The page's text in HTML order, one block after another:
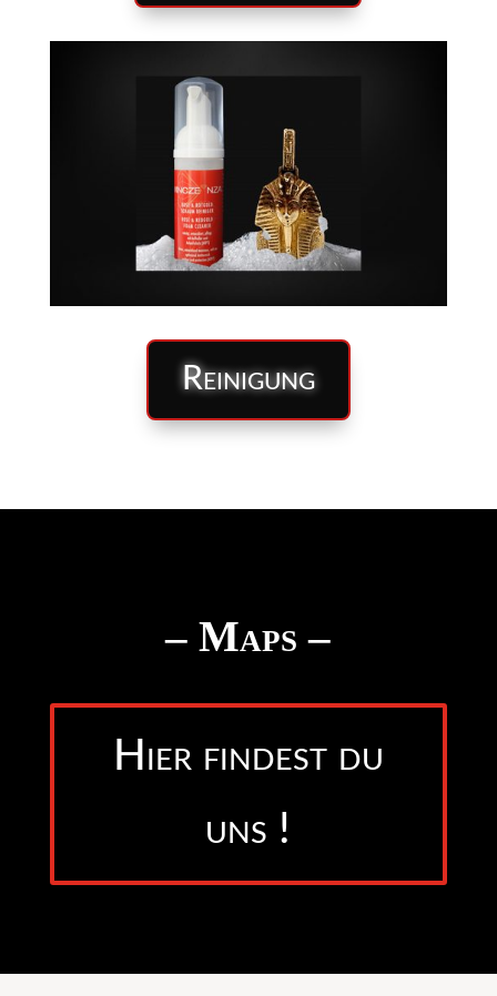
Reinigung
– Maps –
Hier findest du
uns !